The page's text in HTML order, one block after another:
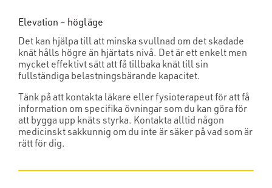
Elevation – högläge
Det kan hjälpa till att minska svullnad om det skadade
knät hålls högre än hjärtats nivå. Det är ett enkelt men
mycket effektivt sätt att få tillbaka knät till sin
fullständiga belastningsbärande kapacitet.
Tänk på att kontakta läkare eller fysioterapeut för att få
information om specifika övningar som du kan göra för
att bygga upp knäts styrka. Kontakta alltid någon
medicinskt sakkunnig om du inte är säker på vad som är
rätt för dig.